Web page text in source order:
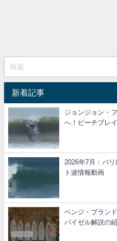
新着記事
ジョンジョン・
へ！ビーチブレ
2026年7月：バ
ト波情報動画
ベンジ・ブラン
パイゼル解説の